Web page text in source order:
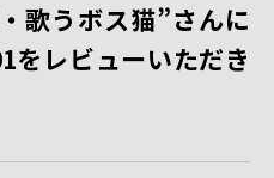
歌うボス猫”さんに
レビューいただき